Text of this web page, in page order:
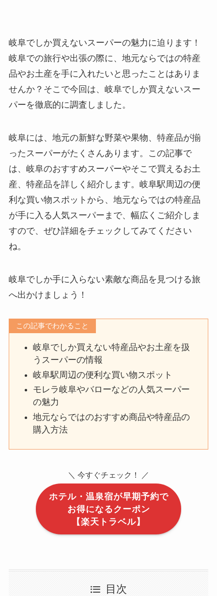
岐阜でしか買えないスーパーの魅力に迫ります！
岐阜での旅行や出張の際に、地元ならではの特産
品やお土産を手に入れたいと思ったことはありま
せんか？そこで今回は、岐阜でしか買えないスー
パーを徹底的に調査しました。
岐阜には、地元の新鮮な野菜や果物、特産品が揃
ったスーパーがたくさんあります。この記事で
は、岐阜のおすすめスーパーやそこで買えるお土
産、特産品を詳しく紹介します。岐阜駅周辺の便
利な買い物スポットから、地元ならではの特産品
が手に入る人気スーパーまで、幅広くご紹介しま
すので、ぜひ詳細をチェックしてみてください
ね。
岐阜でしか手に入らない素敵な商品を見つける旅
へ出かけましょう！
この記事でわかること
岐阜でしか買えない特産品やお土産を扱
うスーパーの情報
岐阜駅周辺の便利な買い物スポット
モレラ岐阜やバローなどの人気スーパー
の魅力
地元ならではのおすすめ商品や特産品の
購入方法
＼ 今すぐチェック！ ／
ホテル・温泉宿が早期予約で
お得になるクーポン
【楽天トラベル】
目次